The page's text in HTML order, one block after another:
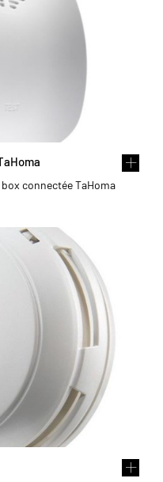
connectée TaHoma